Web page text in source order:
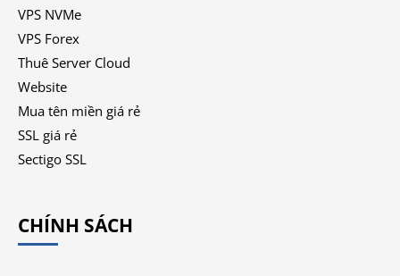
VPS NVMe
VPS Forex
Thuê Server Cloud
Website
Mua tên miền giá rẻ
SSL giá rẻ
Sectigo SSL
CHÍNH SÁCH